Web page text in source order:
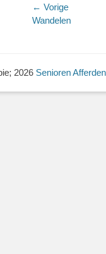
Bericht
navigatie
← Vorige
Vorig
Wandelen
2026 Senioren